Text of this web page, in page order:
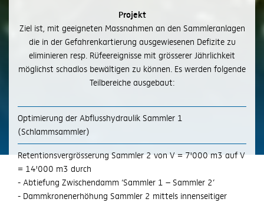
Projekt
Ziel ist, mit geeigneten Massnahmen an den Sammleranlagen
die in der Gefahrenkartierung ausgewiesenen Defizite zu
eliminieren resp. Rüfeereignisse mit grösserer Jährlichkeit
möglichst schadlos bewältigen zu können. Es werden folgende
Teilbereiche ausgebaut:
Optimierung der Abflusshydraulik Sammler 1
(Schlammsammler)
Retentionsvergrösserung Sammler 2 von V = 7'000 m3 auf V
= 14'000 m3 durch
- Abtiefung Zwischendamm ‘Sammler 1 – Sammler 2’
- Dammkronenerhöhung Sammler 2 mittels innenseitiger